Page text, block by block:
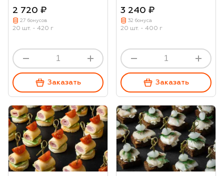
2 720 ₽
27 бонусов
20 шт. - 420 г
Заказать
3 240 ₽
32 бонуса
20 шт. - 400 г
Заказать